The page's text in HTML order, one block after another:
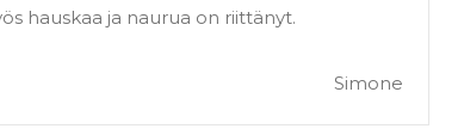
hauskaa ja naurua on riittänyt.
Simone